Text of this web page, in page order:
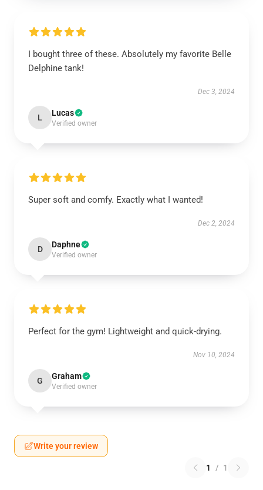
I bought three of these. Absolutely my favorite Belle
Delphine tank!
Dec 3, 2024
L Lucas
Verified owner
Super soft and comfy. Exactly what I wanted!
Dec 2, 2024
D Daphne
Verified owner
Perfect for the gym! Lightweight and quick-drying.
Nov 10, 2024
G Graham
Verified owner
Write your review
1 / 1